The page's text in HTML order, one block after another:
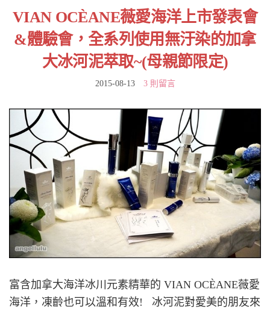
VIAN OCÈANE薇愛海洋上市發表會
&體驗會，全系列使用無汙染的加拿
大冰河泥萃取~(母親節限定)
2015-08-13 3 則留言
富含加拿大海洋冰川元素精華的 VIAN OCÈANE薇愛
海洋，凍齡也可以溫和有效! 冰河泥對愛美的朋友來